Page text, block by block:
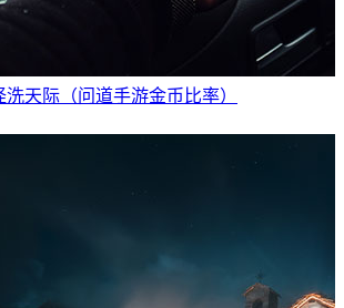
天际（问道手游金币比率）